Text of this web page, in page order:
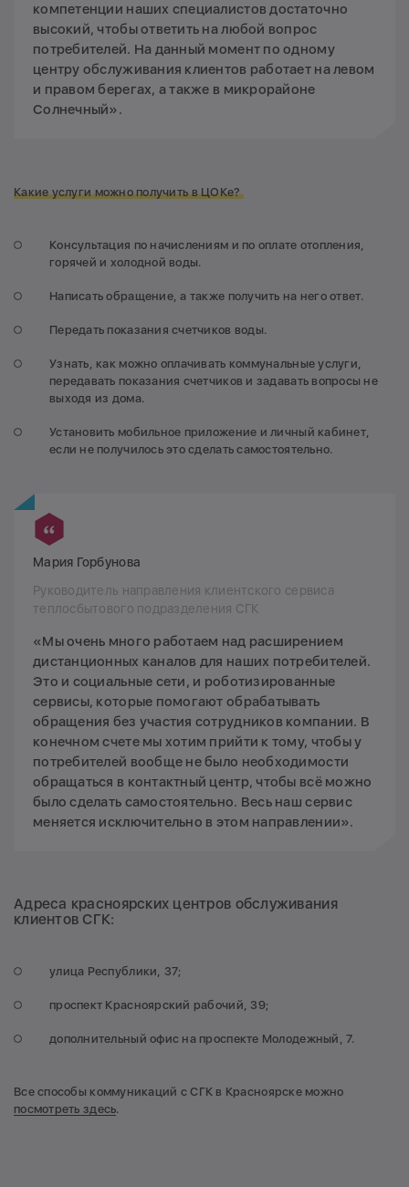
компетенции наших специалистов достаточно
высокий, чтобы ответить на любой вопрос
потребителей. На данный момент по одному
центру обслуживания клиентов работает на левом
и правом берегах, а также в микрорайоне
Солнечный».
Какие услуги можно получить в ЦОКе?
Консультация по начислениям и по оплате отопления,
горячей и холодной воды.
Написать обращение, а также получить на него ответ.
Передать показания счетчиков воды.
Узнать, как можно оплачивать коммунальные услуги,
передавать показания счетчиков и задавать вопросы не
выходя из дома.
Установить мобильное приложение и личный кабинет,
если не получилось это сделать самостоятельно.
Мария Горбунова
Руководитель направления клиентского сервиса
теплосбытового подразделения СГК
«Мы очень много работаем над расширением
дистанционных каналов для наших потребителей.
Это и социальные сети, и роботизированные
сервисы, которые помогают обрабатывать
обращения без участия сотрудников компании. В
конечном счете мы хотим прийти к тому, чтобы у
потребителей вообще не было необходимости
обращаться в контактный центр, чтобы всё можно
было сделать самостоятельно. Весь наш сервис
меняется исключительно в этом направлении».
Адреса красноярских центров обслуживания
клиентов СГК:
улица Республики, 37;
проспект Красноярский рабочий, 39;
дополнительный офис на проспекте Молодежный, 7.
Все способы коммуникаций с СГК в Красноярске можно
посмотреть здесь.